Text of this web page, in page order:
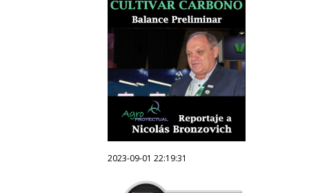
2023-09-01 22:19:31